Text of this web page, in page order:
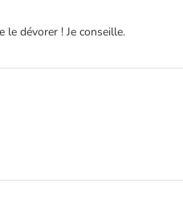
dévorer ! Je conseille.